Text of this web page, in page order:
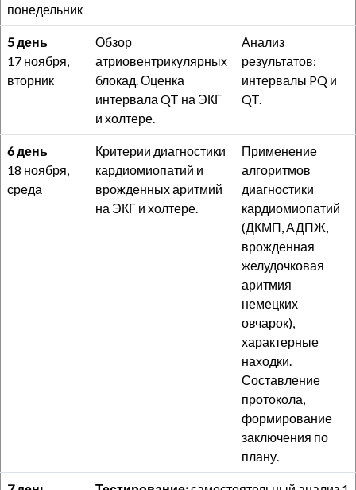
понедельник
5 день
17 ноября,
вторник
Обзор
атриовентрикулярных
блокад. Оценка
интервала QT на ЭКГ
и холтере.
Анализ
результатов:
интервалы PQ и
QT.
6 день
18 ноября,
среда
Критерии диагностики
кардиомиопатий и
врожденных аритмий
на ЭКГ и холтере.
Применение
алгоритмов
диагностики
кардиомиопатий
(ДКМП, АДПЖ,
врожденная
желудочковая
аритмия
немецких
овчарок),
характерные
находки.
Составление
протокола,
формирование
заключения по
плану.